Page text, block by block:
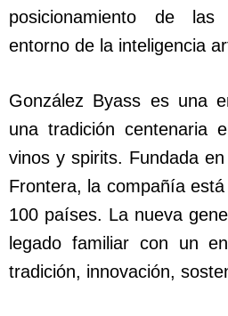
posicionamiento de
entorno de la inteligencia
González Byass es una
una tradición centenaria
vinos y spirits. Fundada
Frontera, la compañía
100 países. La nueva
legado familiar con un
tradición, innovación,